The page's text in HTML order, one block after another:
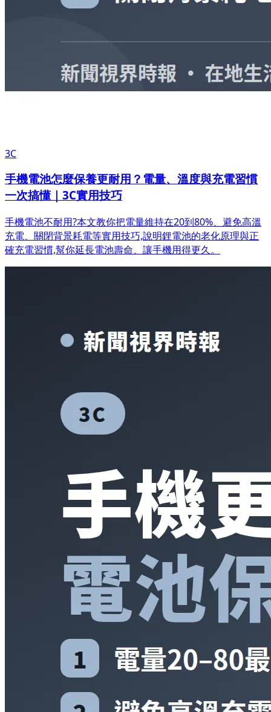
3C
手機電池怎麼保養更耐用？電量、溫度與充電習慣
一次搞懂｜3C實用技巧
手機電池不耐用?本文教你把電量維持在20到80%、避免高溫
充電、關閉背景耗電等實用技巧,說明鋰電池的老化原理與正
確充電習慣,幫你延長電池壽命、讓手機用得更久。